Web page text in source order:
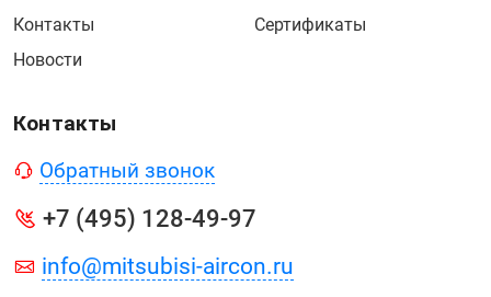
Контакты
Новости
Сертификаты
Контакты
Обратный звонок
+7 (495) 128-49-97
info@mitsubisi-aircon.ru